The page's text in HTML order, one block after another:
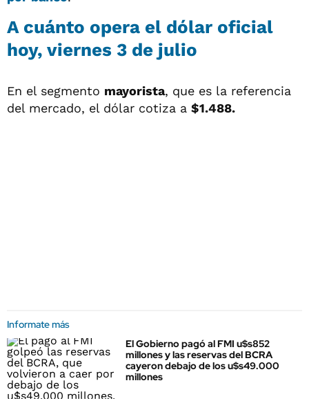
A cuánto opera el dólar oficial
hoy, viernes 3 de julio
En el segmento mayorista, que es la referencia
del mercado, el dólar cotiza a $1.488.
Informate más
El Gobierno pagó al FMI u$s852
millones y las reservas del BCRA
cayeron debajo de los u$s49.000
millones